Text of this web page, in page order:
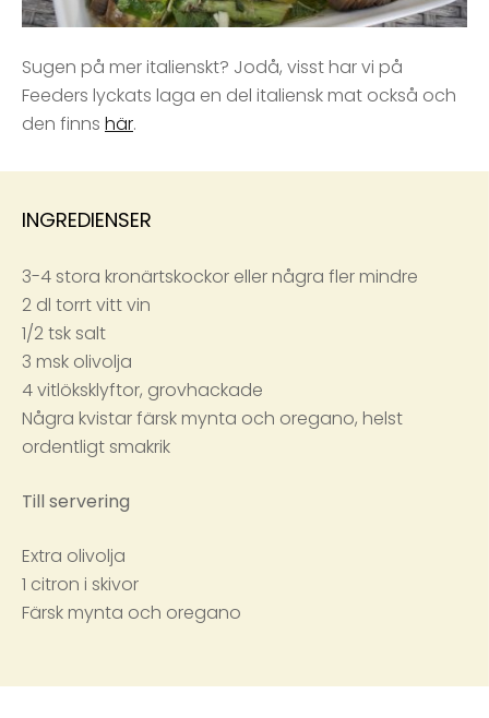
Sugen på mer italienskt? Jodå, visst har vi på
Feeders lyckats laga en del italiensk mat också och
den finns här.
INGREDIENSER
3-4 stora kronärtskockor eller några fler mindre
2 dl torrt vitt vin
1/2 tsk salt
3 msk olivolja
4 vitlöksklyftor, grovhackade
Några kvistar färsk mynta och oregano, helst
ordentligt smakrik
Till servering
Extra olivolja
1 citron i skivor
Färsk mynta och oregano